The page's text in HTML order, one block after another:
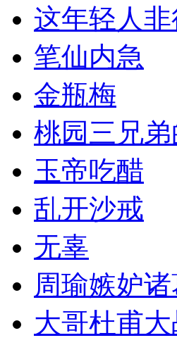
这年轻人
笔仙内急
金瓶梅
桃园三兄弟
玉帝吃醋
乱开沙戒
无辜
周瑜嫉妒
大哥杜甫